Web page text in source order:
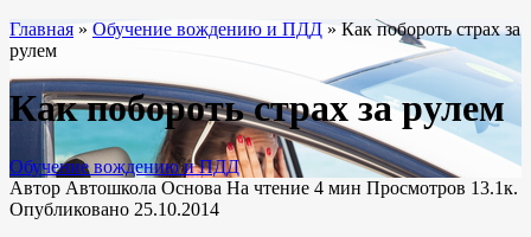
Главная » Обучение вождению и ПДД » Как побороть страх за
рулем
Как побороть страх за рулем
Обучение вождению и ПДД
Автор Автошкола Основа На чтение 4 мин Просмотров 13.1к.
Опубликовано 25.10.2014